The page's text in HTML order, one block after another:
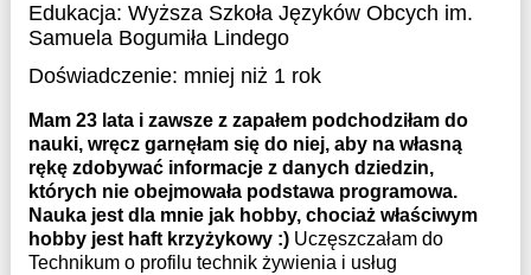
Edukacja: Wyższa Szkoła Języków Obcych im.
Samuela Bogumiła Lindego
Doświadczenie: mniej niż 1 rok
Mam 23 lata i zawsze z zapałem podchodziłam do
nauki, wręcz garnęłam się do niej, aby na własną
rękę zdobywać informacje z danych dziedzin,
których nie obejmowała podstawa programowa.
Nauka jest dla mnie jak hobby, chociaż właściwym
hobby jest haft krzyżykowy :) Uczęszczałam do
Technikum o profilu technik żywienia i usług